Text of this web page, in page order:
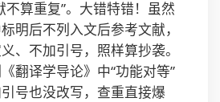
不算重复”。大错特错！虽然
明后不列入文后参考文献，
、不加引号，照样算抄袭。
翻译学导论》中“功能对等”
号也没改写，查重直接爆